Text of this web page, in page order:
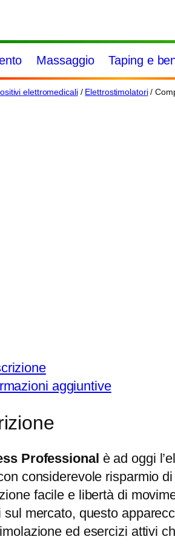
Massaggio Taping e
elettromedicali/ Elettrostimolatori/
aggiuntive
Professional è ad oggi
considerevole risparmio
facile e libertà di
sul mercato, questo
ed esercizi attivi